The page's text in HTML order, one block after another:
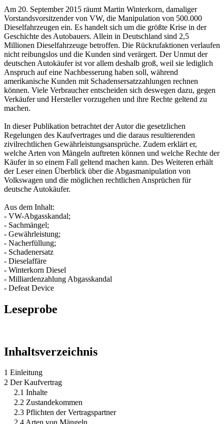
Am 20. September 2015 räumt Martin Winterkorn, damaliger
Vorstandsvorsitzender von VW, die Manipulation von 500.000
Dieselfahrzeugen ein. Es handelt sich um die größte Krise in der
Geschichte des Autobauers. Allein in Deutschland sind 2,5
Millionen Dieselfahrzeuge betroffen. Die Rückrufaktionen verlaufen
nicht reibungslos und die Kunden sind verärgert. Der Unmut der
deutschen Autokäufer ist vor allem deshalb groß, weil sie lediglich
Anspruch auf eine Nachbesserung haben soll, während
amerikanische Kunden mit Schadensersatzzahlungen rechnen
können. Viele Verbraucher entscheiden sich deswegen dazu, gegen
Verkäufer und Hersteller vorzugehen und ihre Rechte geltend zu
machen.
In dieser Publikation betrachtet der Autor die gesetzlichen
Regelungen des Kaufvertrages und die daraus resultierenden
zivilrechtlichen Gewährleistungsansprüche. Zudem erklärt er,
welche Arten von Mängeln auftreten können und welche Rechte der
Käufer in so einem Fall geltend machen kann. Des Weiteren erhält
der Leser einen Überblick über die Abgasmanipulation von
Volkswagen und die möglichen rechtlichen Ansprüchen für
deutsche Autokäufer.
Aus dem Inhalt:
- VW-Abgasskandal;
- Sachmängel;
- Gewährleistung;
- Nacherfüllung;
- Schadenersatz
- Dieselaffäre
- Winterkorn Diesel
- Milliardenzahlung Abgasskandal
- Defeat Device
Leseprobe
Inhaltsverzeichnis
1 Einleitung
2 Der Kaufvertrag
2.1 Inhalte
2.2 Zustandekommen
2.3 Pflichten der Vertragspartner